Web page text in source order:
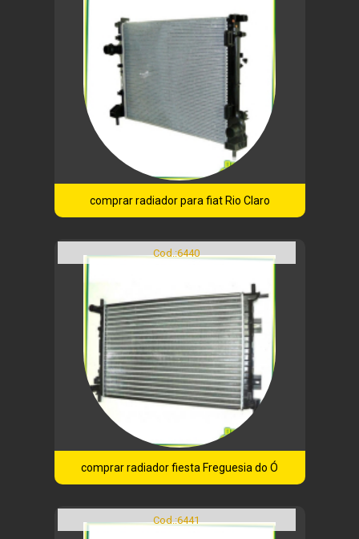
comprar radiador para fiat Rio Claro
Cod.:6440
comprar radiador fiesta Freguesia do Ó
Cod.:6441